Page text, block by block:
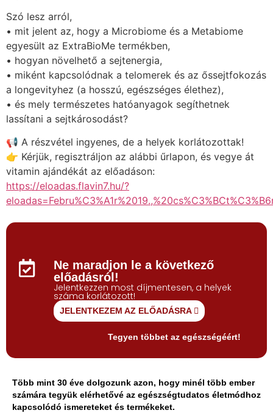
Szó lesz arról,
• mit jelent az, hogy a Microbiome és a Metabiome
egyesült az ExtraBioMe termékben,
• hogyan növelhető a sejtenergia,
• miként kapcsolódnak a telomerek és az őssejtfokozás
a longevityhez (a hosszú, egészséges élethez),
• és mely természetes hatóanyagok segíthetnek
lassítani a sejtkárosodást?
📢 A részvétel ingyenes, de a helyek korlátozottak!
👉 Kérjük, regisztráljon az alábbi űrlapon, és vegye át
vitamin ajándékát az előadáson:
https://eloadas.flavin7.hu/?
Tegyen többet az egészségéért!
Ne maradjon le a következő
előadásról!
Jelentkezzen most díjmentesen, a helyek
száma korlátozott!
JELENTKEZEM AZ ELŐADÁSRA
Több mint 30 éve dolgozunk azon, hogy minél több ember
számára tegyük elérhetővé az egészségtudatos életmódhoz
kapcsolódó ismereteket és termékeket.